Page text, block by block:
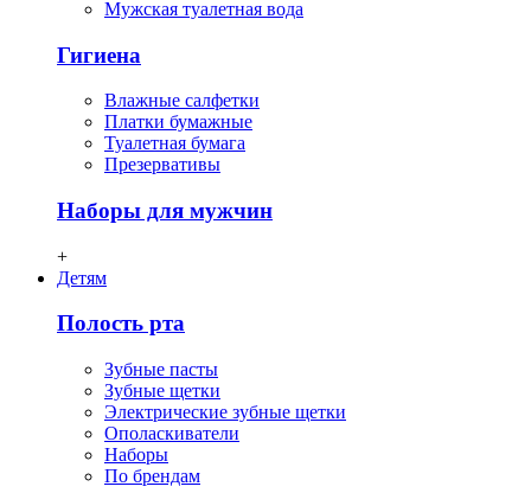
Мужская туалетная вода
Гигиена
Влажные салфетки
Платки бумажные
Туалетная бумага
Презервативы
Наборы для мужчин
+
Детям
Полость рта
Зубные пасты
Зубные щетки
Электрические зубные щетки
Ополаскиватели
Наборы
По брендам